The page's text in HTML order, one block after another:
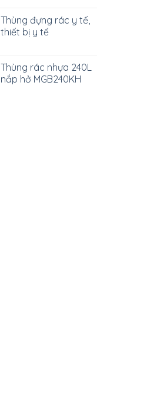
Thùng đựng rác y tế,
thiết bị y tế
Thùng rác nhựa 240L
nắp hở MGB240KH